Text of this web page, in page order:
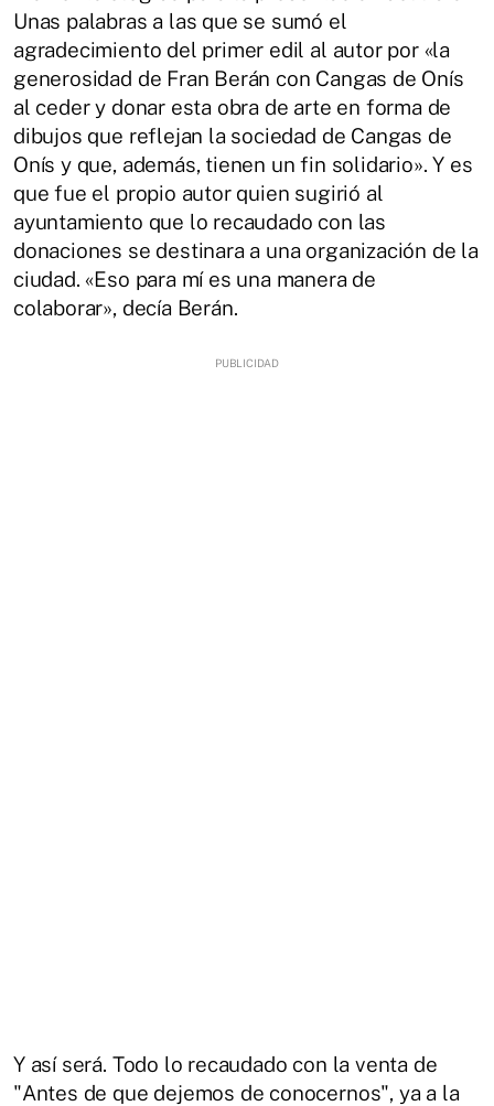
Unas palabras a las que se sumó el
agradecimiento del primer edil al autor por «la
generosidad de Fran Berán con Cangas de Onís
al ceder y donar esta obra de arte en forma de
dibujos que reflejan la sociedad de Cangas de
Onís y que, además, tienen un fin solidario». Y es
que fue el propio autor quien sugirió al
ayuntamiento que lo recaudado con las
donaciones se destinara a una organización de la
ciudad. «Eso para mí es una manera de
colaborar», decía Berán.
Y así será. Todo lo recaudado con la venta de
"Antes de que dejemos de conocernos", ya a la